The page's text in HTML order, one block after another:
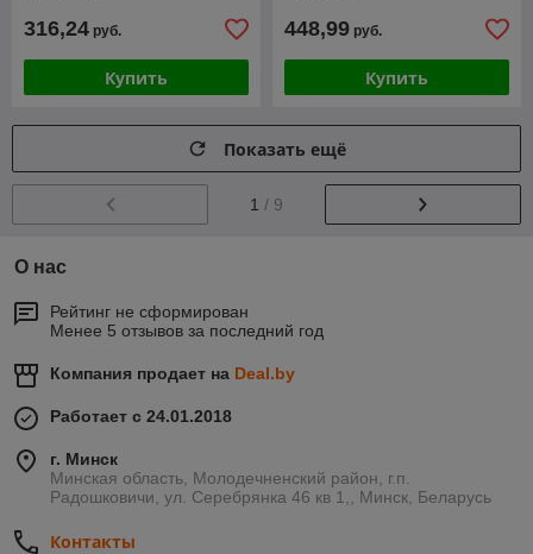
316,24 руб.
Купить
448,99 руб.
Купить
Показать ещё
1 / 9
О нас
Рейтинг не сформирован
Менее 5 отзывов за последний год
Компания продает на Deal.by
Работает с 24.01.2018
г. Минск
Минская область, Молодечненский район, г.п.
Радошковичи, ул. Серебрянка 46 кв 1,, Минск, Беларусь
Контакты